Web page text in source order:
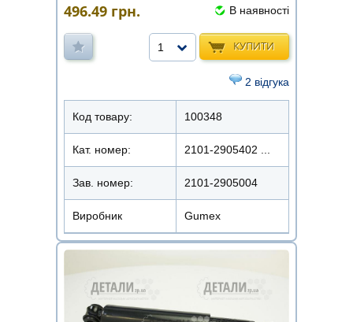
496.49 грн. В наявності
КУПИТИ
1
2 відгука
Код товару: 100348
Кат. номер: 2101-2905402 ...
Зав. номер: 2101-2905004
Виробник Gumex